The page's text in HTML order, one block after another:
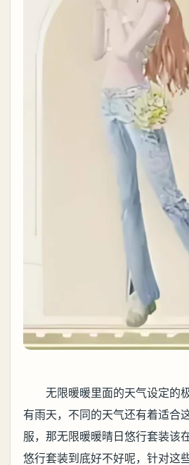
无限暖暖里面的天气设定的
有雨天，不同的天气还有着适合
服，那无限暖暖晴日悠行套装该
悠行套装到底好不好呢，针对这